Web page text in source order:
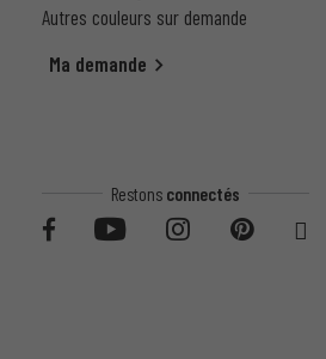
Autres couleurs sur demande
Ma demande
Restons connectés